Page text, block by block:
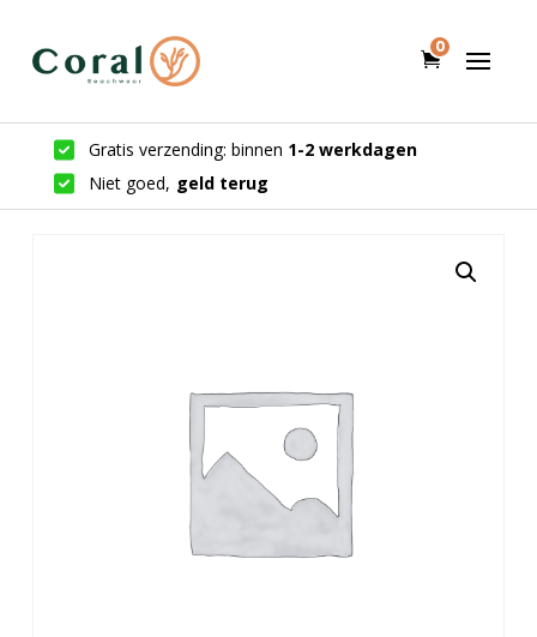
0
Gratis verzending: binnen 1-2 werkdagen
Niet goed, geld terug